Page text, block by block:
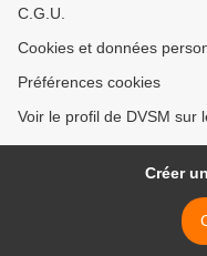
C.G.U.
Cookies et données
Préférences cookies
Voir le profil de DVSM sur
Créer